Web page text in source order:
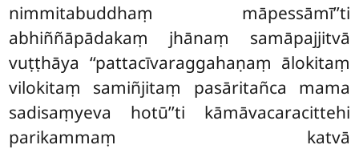
nimmitabuddhaṃ māpessāmī’’ti
abhiññāpādakaṃ jhānaṃ samāpajjitvā
vuṭṭhāya ‘‘pattacīvaraggahaṇaṃ ālokitaṃ
vilokitaṃ samiñjitaṃ pasāritañca mama
sadisaṃyeva hotū’’ti kāmāvacaracittehi
parikammaṃ katvā